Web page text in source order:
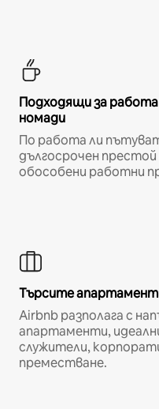
Подходящи за
номади
По работа ли
дългосрочен
обособени работни
Търсите
Airbnb разполага с
апартаменти,
служители,
преместване.